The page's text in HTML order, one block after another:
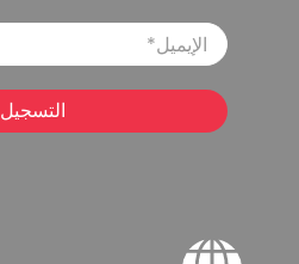
الإيميل
التسجيل